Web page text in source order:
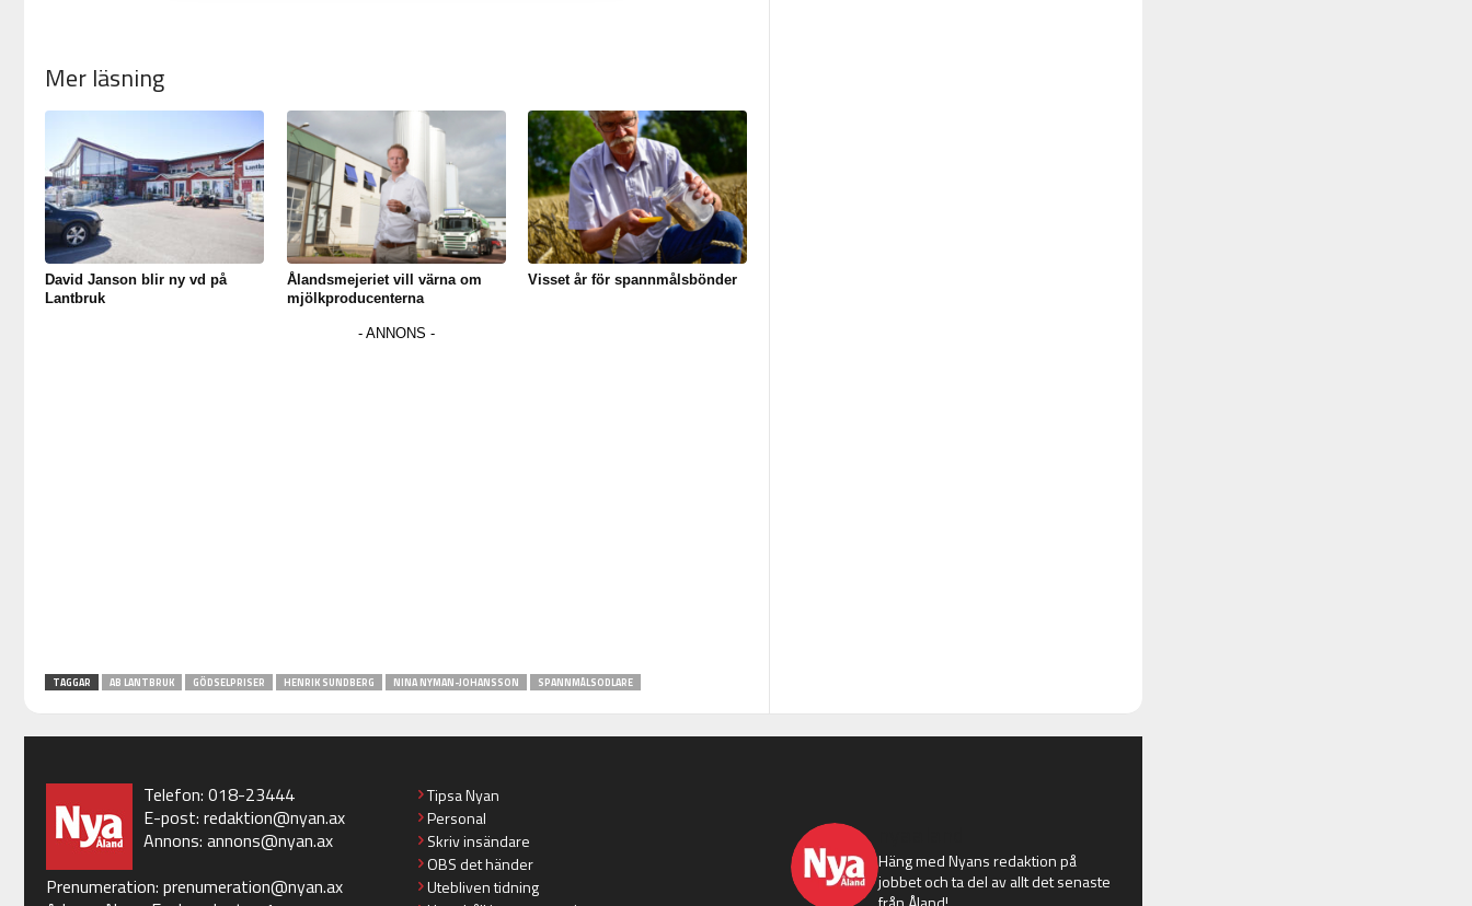
Mer läsning
David Janson blir ny vd på
Lantbruk
Ålandsmejeriet vill värna om
mjölkproducenterna
Visset år för spannmålsbönder
TAGGAR AB LANTBRUK GÖDSELPRISER HENRIK SUNDBERG NINA NYMAN-JOHANSSON SPANNMÅLSODLARE
Telefon: 018-23444
E-post: redaktion@nyan.ax
Annons: annons@nyan.ax
Prenumeration: prenumeration@nyan.ax
Tipsa Nyan
Personal
Skriv insändare
OBS det händer
Utebliven tidning
Häng med Nyans redaktion på
jobbet och ta del av allt det senaste